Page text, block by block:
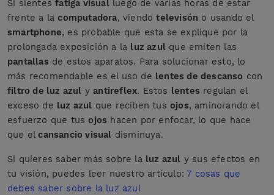
Si sientesfatiga visualluego de varias horas de estar
frente a lacomputadora, viendotelevisón o usando el
smartphone, es probable que esta se explique por la
prolongada exposición a la luz azul que emiten las
pantallas de estos aparatos. Para solucionar esto, lo
más recomendable es el uso de lentes de descanso con
filtro de luz azul yantireflex. Estos lentes regulan el
exceso de luz azul que reciben tusojos, aminorando el
esfuerzo que tusojos hacen por enfocar, lo que hace
que elcansancio visual disminuya.
Si quieres saber más sobre la luz azul y sus efectos en
tu visión, puedes leer nuestro artículo:7 cosas que
debes saber sobre la luz azul